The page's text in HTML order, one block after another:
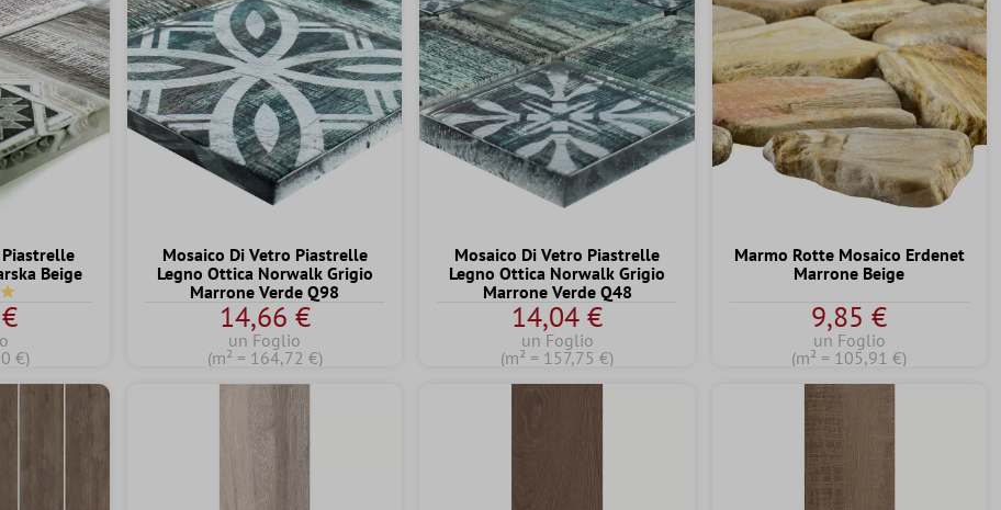
Beige
media di 5 su 5 stelle
€)
Mosaico Di Vetro Piastrelle
Legno Ottica Norwalk Grigio
Marrone Verde Q98
14,66 €
un Foglio
(m² = 164,72 €)
Mosaico Di Vetro Piastrelle
Legno Ottica Norwalk Grigio
Marrone Verde Q48
14,04 €
un Foglio
(m² = 157,75 €)
Marmo Rotte Mosaico Erdenet
Marrone Beige
9,85 €
un Foglio
(m² = 105,91 €)